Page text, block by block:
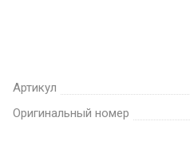
Артикул
Оригинальный номер